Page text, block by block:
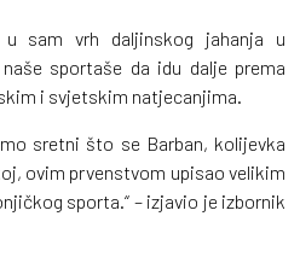
sam vrh daljinskog jahanja u
sportaše da idu dalje prema
i svjetskim natjecanjima.
sretni što se Barban, kolijevka
ovim prvenstvom upisao velikim
sporta.“ – izjavio je izbornik